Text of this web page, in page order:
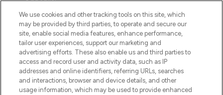
MELDE DICH FÜR UNSEREN NEWSLETTER AN
ANMELDEN
We use cookies and other tracking tools on this site, which
may be provided by third parties, to operate and secure our
site, enable social media features, enhance performance,
tailor user experiences, support our marketing and
advertising efforts. These also enable us and third parties to
access and record user and activity data, such as IP
addresses and online identifiers, referring URLs, searches
and interactions, browser and device details, and other
usage information, which may be used to provide enhanced